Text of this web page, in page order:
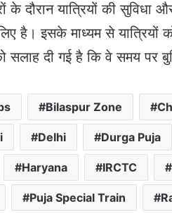
के दौरान यात्रियों की सुविधा
है। इसके माध्यम से यात्रियों
सलाह दी गई है कि वे समय पर
Bilaspur Zone
Delhi Durga Puja
Haryana IRCTC
Puja Special Train